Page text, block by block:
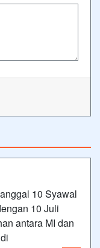
10 Syawal
10 Juli
antara MI dan